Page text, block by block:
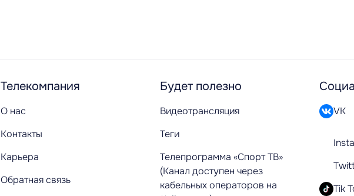
Телекомпания
О нас
Контакты
Карьера
Обратная связь
Будет полезно
Видеотрансляция
Теги
Телепрограмма «Спорт ТВ»
(Канал доступен через
кабельных операторов на
VK
Tik